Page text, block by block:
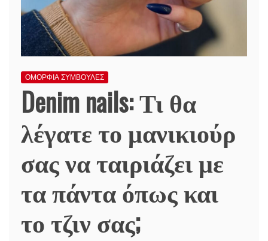
ΟΜΟΡΦΙΑ ΣΥΜΒΟΥΛΕΣ
Denim nails: Τι θα
λέγατε το μανικιούρ
σας να ταιριάζει με
τα πάντα όπως και
το τζιν σας;